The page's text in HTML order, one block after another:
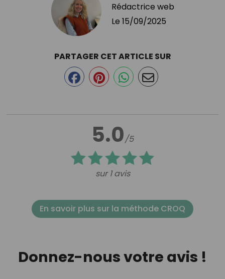
Rédactrice web
Le 15/09/2025
5.0/5
sur 1 avis
PARTAGER CET ARTICLE SUR
En savoir plus sur la méthode CROQ
Donnez-nous votre avis !